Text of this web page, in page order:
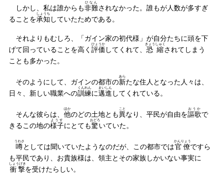
しかし、私は誰からも非難
ひなん
されなかった。誰もが人数が多すぎ
ることを承知
しょうち
していたためである。
それよりもむしろ、「ガイン家の初代様」が自分たちに頭を下
げて回っていることを高く 評価
ひょうか
してくれて、 恐縮
きょうしゅく
されてしまう
ことも多かった。
そのようにして、ガインの都市の新
あら
たな住人となった人々は、
日々、新しい職業への訓練
くんれん
に邁進
まいしん
してくれている。
そんな彼らは、 他
ほか
のどの土地とも異
こと
なり、平民が自由を謳歌
おうか
で
きるこの地の様子
ようす
にとても驚
おどろ
いていた。
噂
うわさ
としては聞いていたようなのだが、この都市では官僚
かんりょう
ですら
も平民であり、お貴族様は、領主とその家族しかいない事実に
衝撃
しょうげき
を受けたらしい。